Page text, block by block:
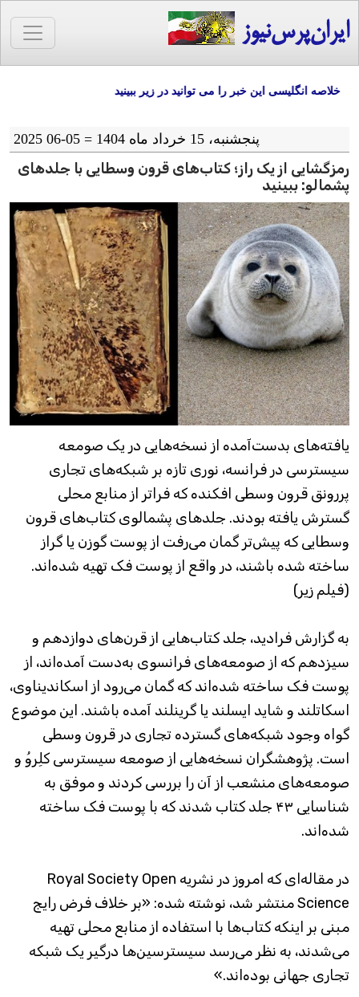
ایران‌پرس‌نیوز
انگلیسی این خبر را می توانید در زیر ببینید
پنجشنبه، 15 خرداد ماه 1404 = 05-06 2025
رمزگشایی از یک راز؛ کتاب‌های قرون وسطایی با جلدهای
پشمالو: ببینید
یافته‌های بدست‌آمده از نسخه‌هایی در یک صومعه
سیسترسی در فرانسه، نوری تازه بر شبکه‌های تجاری
پررونق قرون وسطی افکنده که فراتر از منابع محلی
گسترش یافته بودند. جلدهای پشمالوی کتاب‌های قرون
وسطایی که پیش‌تر گمان می‌رفت از پوست گوزن یا گراز
ساخته شده باشند، در واقع از پوست فک تهیه شده‌اند.
(فیلم زیر)
به گزارش فرادید، جلد کتاب‌هایی از قرن‌های دوازدهم و
سیزدهم که از صومعه‌های فرانسوی به‌دست آمده‌اند، از
پوست فک ساخته شده‌اند که گمان می‌رود از اسکاندیناوی،
اسکاتلند و شاید ایسلند یا گرینلند آمده باشند. این موضوع
گواه وجود شبکه‌های گسترده تجاری در قرون وسطی
است. پژوهشگران نسخه‌هایی از صومعه سیسترسی کلِروُ و
صومعه‌های منشعب از آن را بررسی کردند و موفق به
شناسایی ۴۳ جلد کتاب شدند که با پوست فک ساخته
شده‌اند.
در مقاله‌ای که امروز در نشریه Royal Society Open
Science منتشر شد، نوشته شده: «بر خلاف فرض رایج
مبنی بر اینکه کتاب‌ها با استفاده از منابع محلی تهیه
می‌شدند، به نظر می‌رسد سیسترسین‌ها درگیر یک شبکه
تجاری جهانی بوده‌اند.»